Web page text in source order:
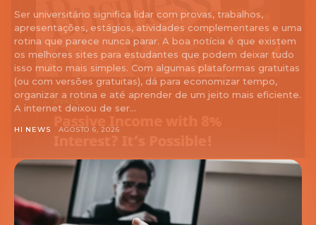
Ser universitário significa lidar com provas, trabalhos,
apresentações, estágios, atividades complementares e uma
rotina que parece nunca parar. A boa notícia é que existem
os melhores sites para estudantes que podem deixar tudo
isso muito mais simples. Com algumas plataformas gratuitas
(ou com versões gratuitas), dá para economizar tempo,
organizar a rotina e até aprender de um jeito mais eficiente.
A internet deixou de ser...
HI NEWS AGOSTO 6, 2026